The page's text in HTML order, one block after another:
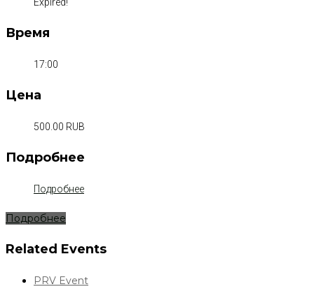
Время
17:00
Цена
500.00 RUB
Подробнее
Подробнее
Подробнее
Related Events
PRV Event